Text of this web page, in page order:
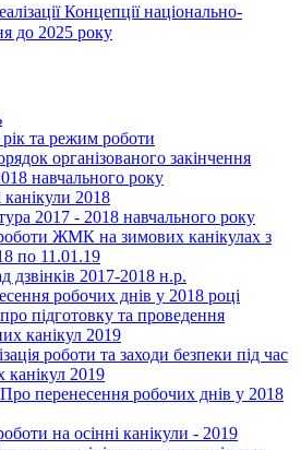
Концепції національно-
до 2025 року
та режим роботи
організованого закінчення
навчального року
канікули 2018
2017 - 2018 навчального року
ЖМК на зимових канікулах з
по 11.01.19
дзвінків 2017-2018 н.р.
робочих днів у 2018 році
підготовку та проведення
канікул 2019
роботи та заходи безпеки під час
канікул 2019
перенесення робочих днів у 2018
на осінні канікули - 2019